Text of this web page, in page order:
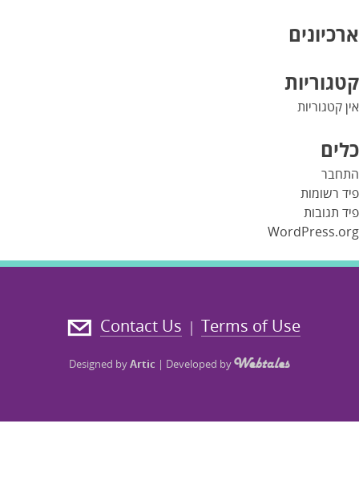
ארכיונים
קטגוריות
אין קטגוריות
כלים
התחבר
פיד רשומות
פיד תגובות
WordPress.org
Terms of Use
|
Contact Us
Designed byArtic | Developed by